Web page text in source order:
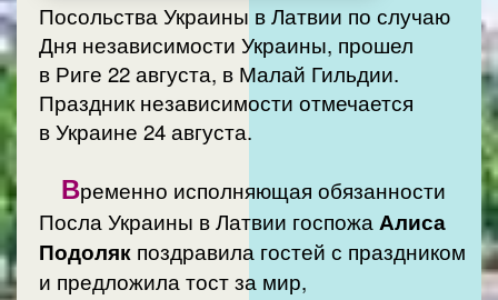
Посольства Украины в Латвии по случаю
Дня независимости Украины, прошел
в Риге 22 августа, в Малай Гильдии.
Праздник независимости отмечается
в Украине 24 августа.
Временно исполняющая обязанности
Посла Украины в Латвии госпожа Алиса
Подоляк поздравила гостей с праздником
и предложила тост за мир,